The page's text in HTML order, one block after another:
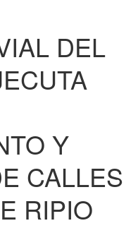
DEL
Y
CALLES
RIPIO